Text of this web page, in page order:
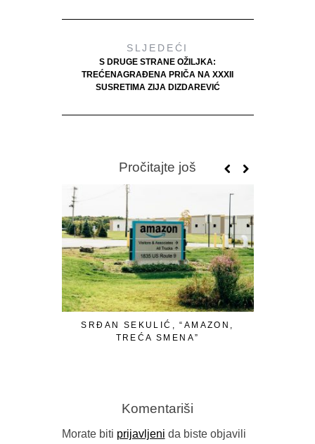
SLJEDEĆI
S DRUGE STRANE OŽILJKA:
TREĆENAGRAĐENA PRIČA NA XXXII
SUSRETIMA ZIJA DIZDAREVIĆ
Pročitajte još
SRĐAN SEKULIĆ, “AMAZON,
TREĆA SMENA”
Komentariši
Morate biti prijavljeni da biste objavili